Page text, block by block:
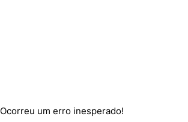
Ocorreu um erro inesperado!